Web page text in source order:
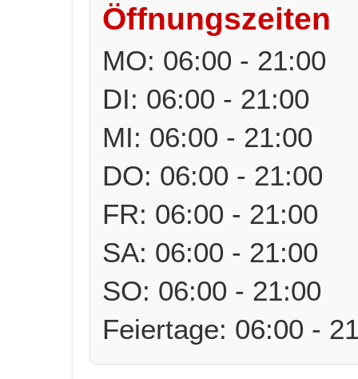
Öffnungszeiten
MO: 06:00 - 21:00
DI: 06:00 - 21:00
MI: 06:00 - 21:00
DO: 06:00 - 21:00
FR: 06:00 - 21:00
SA: 06:00 - 21:00
SO: 06:00 - 21:00
Feiertage: 06:00 -